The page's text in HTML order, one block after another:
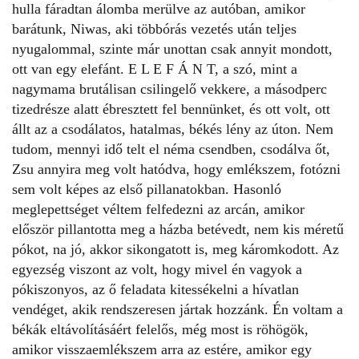
hulla fáradtan álomba merülve az autóban, amikor
barátunk, Niwas, aki többórás vezetés után teljes
nyugalommal, szinte már unottan csak annyit mondott,
ott van egy elefánt. E L E F Á N T, a szó, mint a
nagymama brutálisan csilingelő vekkere, a másodperc
tizedrésze alatt ébresztett fel bennünket, és ott volt, ott
állt az a csodálatos, hatalmas, békés lény az úton. Nem
tudom, mennyi idő telt el néma csendben, csodálva őt,
Zsu annyira meg volt hatódva, hogy emlékszem, fotózni
sem volt képes az első pillanatokban. Hasonló
meglepettséget véltem felfedezni az arcán, amikor
először pillantotta meg a házba betévedt, nem kis méretű
pókot, na jó, akkor sikongatott is, meg káromkodott. Az
egyezség viszont az volt, hogy mivel én vagyok a
pókiszonyos, az ő feladata kitessékelni a hívatlan
vendéget, akik rendszeresen jártak hozzánk. Én voltam a
békák eltávolításáért felelős, még most is röhögök,
amikor visszaemlékszem arra az estére, amikor egy